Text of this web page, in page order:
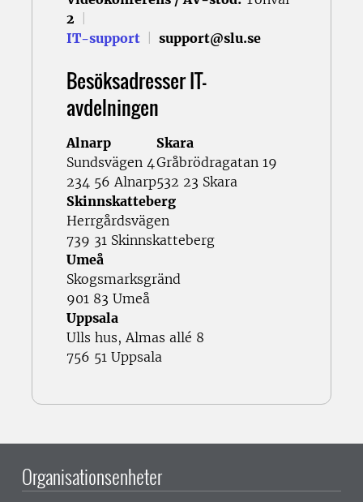
2
IT-support
support@slu.se
Besöksadresser IT-
avdelningen
Alnarp
Sundsvägen 4
234 56 Alnarp
Skara
Gråbrödragatan 19
532 23 Skara
Skinnskatteberg
Herrgårdsvägen
739 31 Skinnskatteberg
Umeå
Skogsmarksgränd
901 83 Umeå
Uppsala
Ulls hus, Almas allé 8
756 51 Uppsala
Organisationsenheter